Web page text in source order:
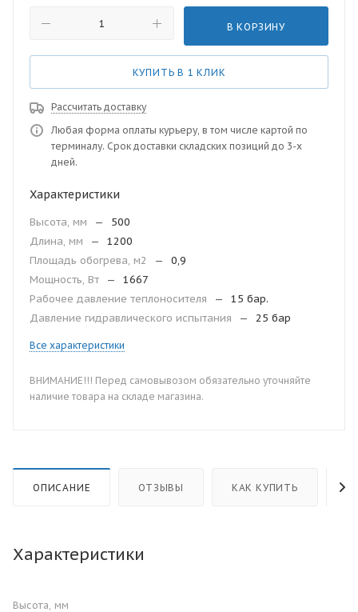
В КОРЗИНУ
КУПИТЬ В 1 КЛИК
Рассчитать доставку
Любая форма оплаты курьеру, в том числе картой по
терминалу. Срок доставки складских позиций до 3-х
дней.
Характеристики
Высота, мм —
500
Длина, мм
—
1200
Площадь обогрева, м2
—
0,9
Мощность, Вт
—
1667
Рабочее давление теплоносителя
—
15 бар.
Давление гидравлического испытания
— 25 бар
Все характеристики
ВНИМАНИЕ!!! Перед самовывозом обязательно уточняйте
наличие товара на складе магазина.
ОПИСАНИЕ ОТЗЫВЫ КАК КУПИТЬ
Характеристики
Высота, мм